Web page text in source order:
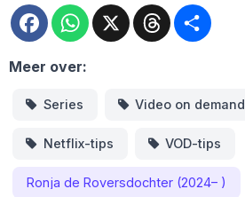
FacebookWhatsApp
X Threads
Meer over:
Series Video on demand
Netflix-tips VOD-tips
Ronja de Roversdochter (2024– )